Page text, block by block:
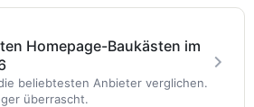
Homepage-Baukästen im
beliebtesten Anbieter verglichen.
überrascht.